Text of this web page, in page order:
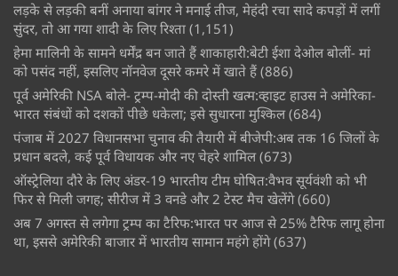
लड़के से लड़की बनीं अनाया बांगर ने मनाई तीज, मेहंदी रचा सादे कपड़ों में लगीं
सुंदर, तो आ गया शादी के लिए रिश्ता (1,151)
हेमा मालिनी के सामने धर्मेंद्र बन जाते हैं शाकाहारी:बेटी ईशा देओल बोलीं- मां
को पसंद नहीं, इसलिए नॉनवेज दूसरे कमरे में खाते हैं (886)
पूर्व अमेरिकी NSA बोले- ट्रम्प-मोदी की दोस्ती खत्म:व्हाइट हाउस ने अमेरिका-
भारत संबंधों को दशकों पीछे धकेला; इसे सुधारना मुश्किल (684)
पंजाब में 2027 विधानसभा चुनाव की तैयारी में बीजेपी:अब तक 16 जिलों के
प्रधान बदले, कई पूर्व विधायक और नए चेहरे शामिल (673)
ऑस्ट्रेलिया दौरे के लिए अंडर-19 भारतीय टीम घोषित:वैभव सूर्यवंशी को भी
फिर से मिली जगह; सीरीज में 3 वनडे और 2 टेस्ट मैच खेलेंगे (660)
अब 7 अगस्त से लगेगा ट्रम्प का टैरिफ:भारत पर आज से 25% टैरिफ लागू होना
था, इससे अमेरिकी बाजार में भारतीय सामान महंगे होंगे (637)